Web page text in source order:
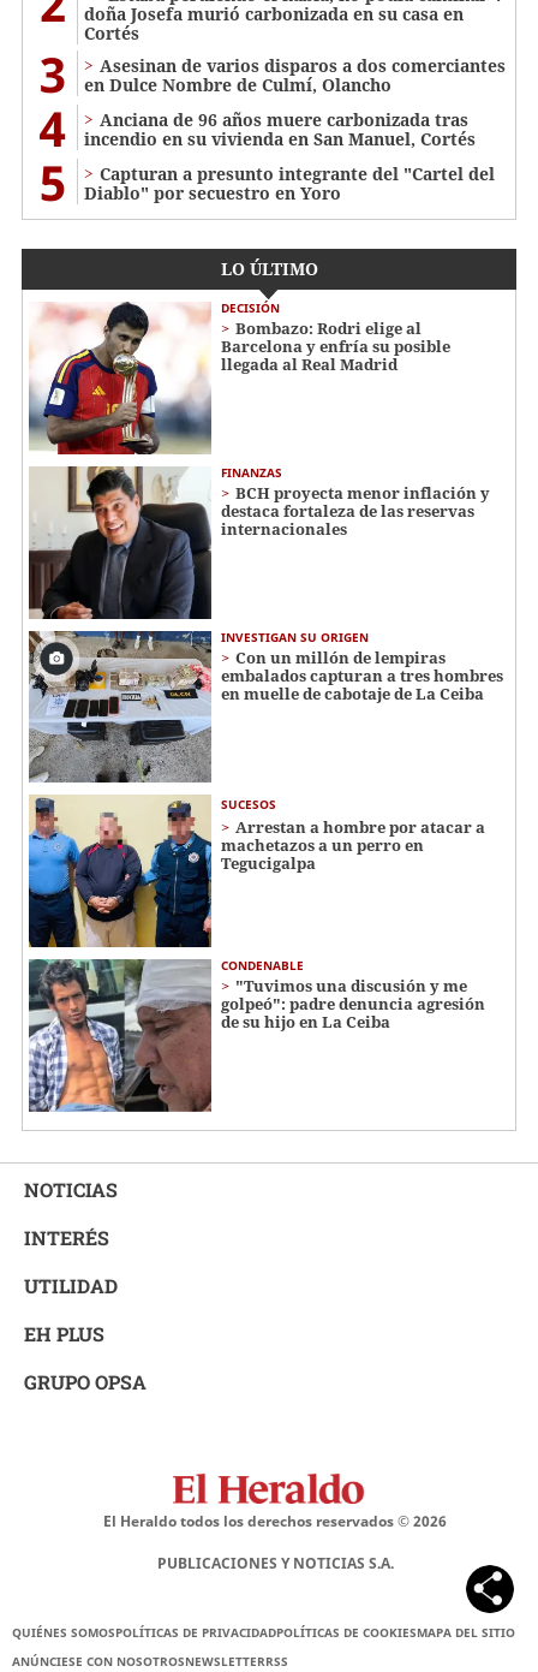
doña Josefa murió carbonizada en su casa en
Cortés
3
Asesinan de varios disparos a dos comerciantes
en Dulce Nombre de Culmí, Olancho
4
Anciana de 96 años muere carbonizada tras
incendio en su vivienda en San Manuel, Cortés
5
Capturan a presunto integrante del "Cartel del
Diablo" por secuestro en Yoro
LO ÚLTIMO
DECISIÓN
Bombazo: Rodri elige al
Barcelona y enfría su posible
llegada al Real Madrid
FINANZAS
BCH proyecta menor inflación y
destaca fortaleza de las reservas
internacionales
INVESTIGAN SU ORIGEN
Con un millón de lempiras
embalados capturan a tres hombres
en muelle de cabotaje de La Ceiba
SUCESOS
Arrestan a hombre por atacar a
machetazos a un perro en
Tegucigalpa
CONDENABLE
"Tuvimos una discusión y me
golpeó": padre denuncia agresión
de su hijo en La Ceiba
NOTICIAS
INTERÉS
UTILIDAD
EH PLUS
GRUPO OPSA
El Heraldo todos los derechos reservados ©2026
PUBLICACIONES Y NOTICIAS S.A.
QUIÉNES SOMOSPOLÍTICAS DE PRIVACIDADPOLÍTICAS DE COOKIESMAPA DEL SITIO
ANÚNCIESE CON NOSOTROSNEWSLETTERRSS